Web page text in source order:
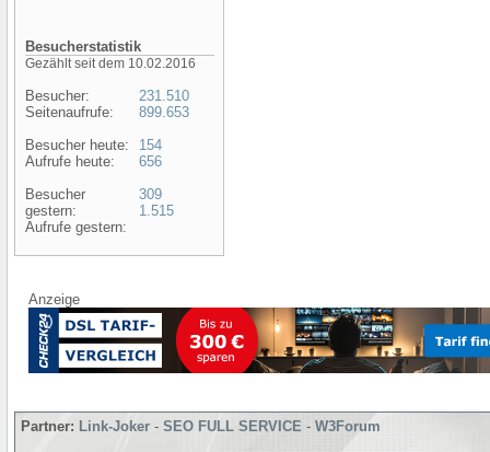
Besucherstatistik
Gezählt seit dem 10.02.2016
Besucher:
Seitenaufrufe:
Besucher heute:
Aufrufe heute:
Besucher
gestern:
Aufrufe gestern:
231.510
899.653
154
656
309
1.515
Anzeige
Partner: Link-Joker - SEO FULL SERVICE - W3Forum